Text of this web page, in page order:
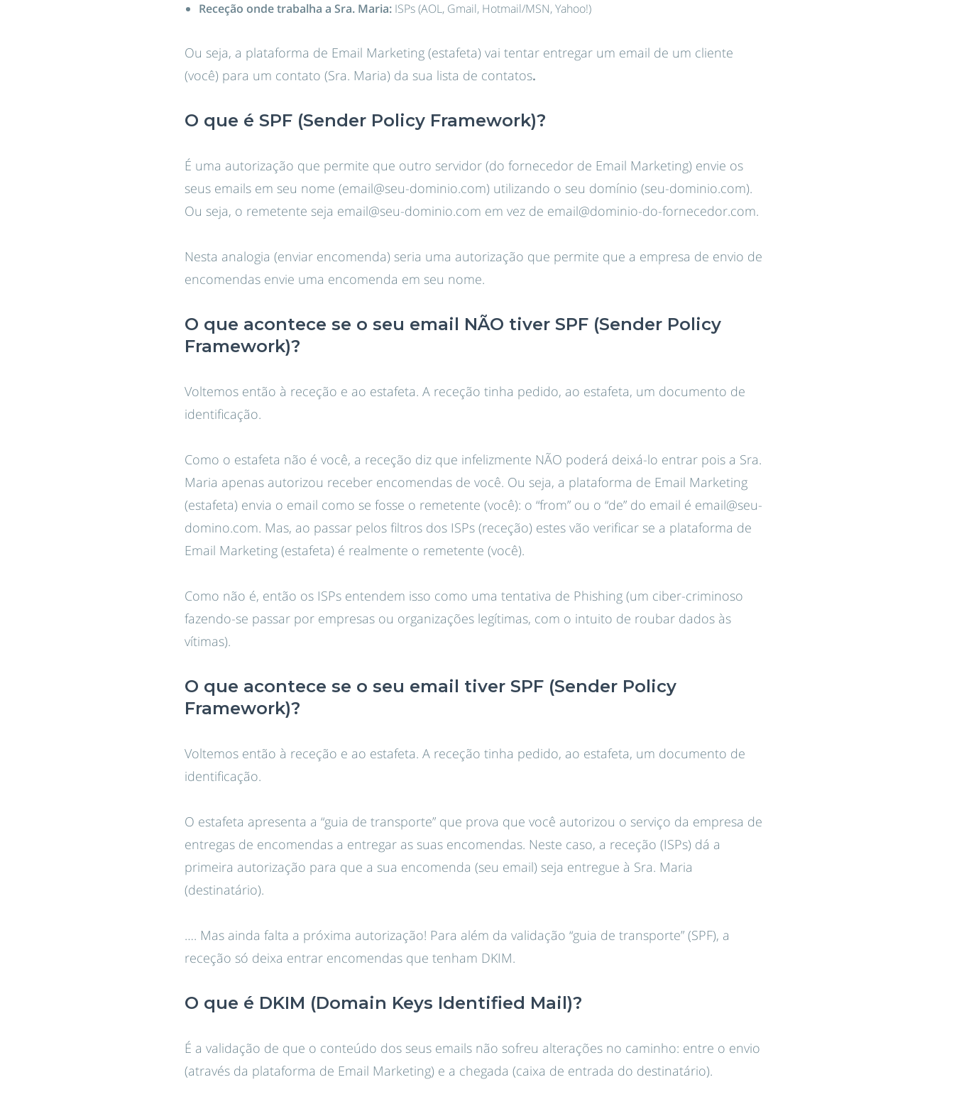
Receção onde trabalha a Sra. Maria:ISPs (AOL, Gmail, Hotmail/MSN, Yahoo!)
Ou seja, a plataforma de Email Marketing (estafeta) vai tentar entregar um email de um cliente
(você) para um contato (Sra. Maria) da sua lista de contatos.
O que é SPF (Sender Policy Framework)?
É uma autorização que permite que outro servidor (do fornecedor de Email Marketing) envie os
seus emails em seu nome (email@seu-dominio.com) utilizando o seu domínio (seu-dominio.com).
Ou seja, o remetente seja email@seu-dominio.com em vez de email@dominio-do-fornecedor.com.
Nesta analogia (enviar encomenda) seria uma autorização que permite que a empresa de envio de
encomendas envie uma encomenda em seu nome.
O que acontece se o seu email NÃO tiver SPF (Sender Policy
Framework)?
Voltemos então à receção e ao estafeta. A receção tinha pedido, ao estafeta, um documento de
identificação.
Como o estafeta não é você, a receção diz que infelizmente NÃO poderá deixá-lo entrar pois a Sra.
Maria apenas autorizou receber encomendas de você. Ou seja, a plataforma de Email Marketing
(estafeta) envia o email como se fosse o remetente (você): o “from” ou o “de” do email é email@seu-
domino.com. Mas, ao passar pelos filtros dos ISPs (receção) estes vão verificar se a plataforma de
Email Marketing (estafeta) é realmente o remetente (você).
Como não é, então os ISPs entendem isso como uma tentativa de Phishing (um ciber-criminoso
fazendo-se passar por empresas ou organizações legítimas, com o intuito de roubar dados às
vítimas).
O que acontece se o seu email tiver SPF (Sender Policy
Framework)?
Voltemos então à receção e ao estafeta. A receção tinha pedido, ao estafeta, um documento de
identificação.
O estafeta apresenta a “guia de transporte” que prova que você autorizou o serviço da empresa de
entregas de encomendas a entregar as suas encomendas. Neste caso, a receção (ISPs) dá a
primeira autorização para que a sua encomenda (seu email) seja entregue à Sra. Maria
(destinatário).
…. Mas ainda falta a próxima autorização! Para além da validação “guia de transporte” (SPF), a
receção só deixa entrar encomendas que tenham DKIM.
O que é DKIM (Domain Keys Identified Mail)?
É a validação de que o conteúdo dos seus emails não sofreu alterações no caminho: entre o envio
(através da plataforma de Email Marketing) e a chegada (caixa de entrada do destinatário).